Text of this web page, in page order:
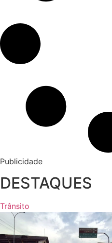
Publicidade
DESTAQUES
Trânsito